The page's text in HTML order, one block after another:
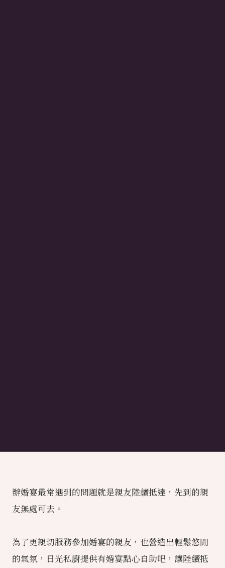
辦婚宴最常遇到的問題就是親友陸續抵達，先到的親
友無處可去。
為了更親切服務參加婚宴的親友，也營造出輕鬆悠閒
的氣氛，日光私廚提供有婚宴點心自助吧，讓陸續抵